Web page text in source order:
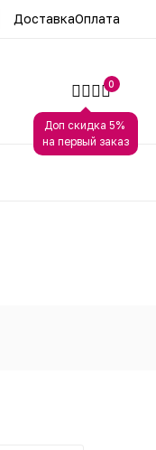
ДоставкаОплата
Доп скидка 5%
на первый заказ
0